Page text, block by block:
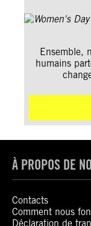
Ensemble,
humains
À PROPOS DE
Contacts
Comment nous
Déclaration de